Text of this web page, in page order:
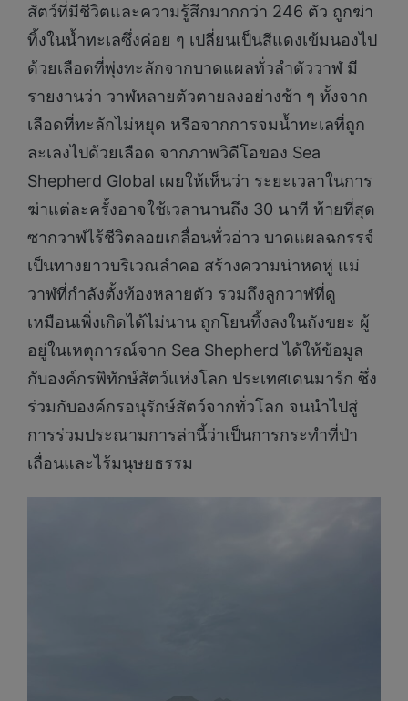
สัตว์ที่มีชีวิตและความรู้สึกมากกว่า 246 ตัว ถูกฆ่า
ทิ้งในน้ำทะเลซึ่งค่อย ๆ เปลี่ยนเป็นสีแดงเข้มนองไป
ด้วยเลือดที่พุ่งทะลักจากบาดแผลทั่วลำตัววาฬ มี
รายงานว่า วาฬหลายตัวตายลงอย่างช้า ๆ ทั้งจาก
เลือดที่ทะลักไม่หยุด หรือจากการจมน้ำทะเลที่ถูก
ละเลงไปด้วยเลือด จากภาพวิดีโอของ Sea
Shepherd Global เผยให้เห็นว่า ระยะเวลาในการ
ฆ่าแต่ละครั้งอาจใช้เวลานานถึง 30 นาที ท้ายที่สุด
ซากวาฬไร้ชีวิตลอยเกลื่อนทั่วอ่าว บาดแผลฉกรรจ์
เป็นทางยาวบริเวณลำคอ สร้างความน่าหดหู่ แม่
วาฬที่กำลังตั้งท้องหลายตัว รวมถึงลูกวาฬที่ดู
เหมือนเพิ่งเกิดได้ไม่นาน ถูกโยนทิ้งลงในถังขยะ ผู้
อยู่ในเหตุการณ์จาก Sea Shepherd ได้ให้ข้อมูล
กับองค์กรพิทักษ์สัตว์แห่งโลก ประเทศเดนมาร์ก ซึ่ง
ร่วมกับองค์กรอนุรักษ์สัตว์จากทั่วโลก จนนำไปสู่
การร่วมประณามการล่านี้ว่าเป็นการกระทำที่ป่า
เถื่อนและไร้มนุษยธรรม